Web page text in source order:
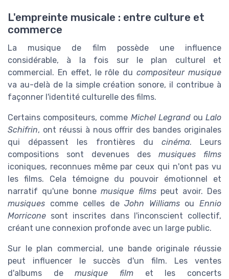
L'empreinte musicale : entre culture et
commerce
La musique de film possède une influence
considérable, à la fois sur le plan culturel et
commercial. En effet, le rôle ducompositeur musique
va au-delà de la simple création sonore, il contribue à
façonner l'identité culturelle des films.
Certains compositeurs, comme Michel LegrandouLalo
Schifrin, ont réussi à nous offrir des bandes originales
qui dépassent les frontières du cinéma. Leurs
compositions sont devenues des musiques films
iconiques, reconnues même par ceux qui n'ont pas vu
les films. Cela témoigne du pouvoir émotionnel et
narratif qu'une bonnemusique filmspeut avoir. Des
musiques comme celles deJohn WilliamsouEnnio
Morricone sont inscrites dans l'inconscient collectif,
créant une connexion profonde avec un large public.
Sur le plan commercial, une bande originale réussie
peut influencer le succès d'un film. Les ventes
d'albums demusique film et les concerts